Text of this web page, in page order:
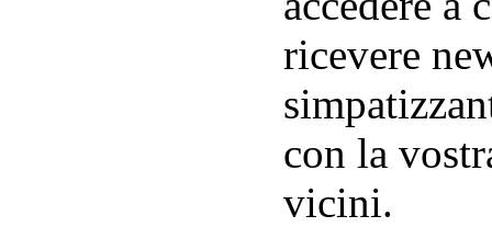
ricevere
con la
vicini.